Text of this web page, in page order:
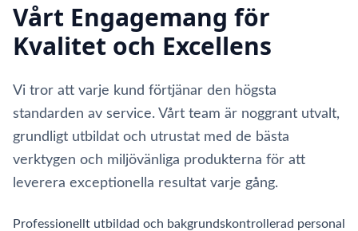
Vårt Engagemang för
Kvalitet och Excellens
Vi tror att varje kund förtjänar den högsta
standarden av service. Vårt team är noggrant utvalt,
grundligt utbildat och utrustat med de bästa
verktygen och miljövänliga produkterna för att
leverera exceptionella resultat varje gång.
Professionellt utbildad och bakgrundskontrollerad personal